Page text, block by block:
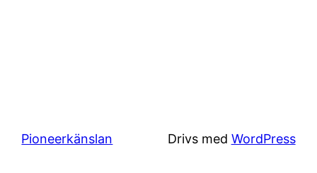
Pioneerkänslan Drivs med WordPress